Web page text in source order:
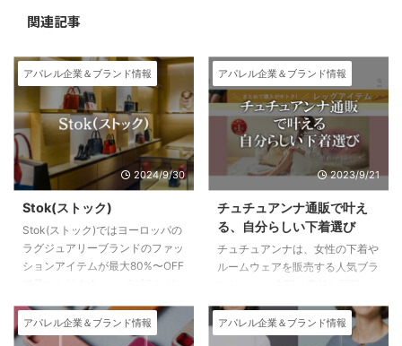
関連記事
アパレル企業＆ブランド情報
2024/9/30
Stok(ストック)
Stok(ストック)ではヨーロッパの
ラグジュアリーブランドのファッ
ションアイテムが最大80%〜OFF
がStok(ストック)！ Stok（スト
ック）はこちら 日本発ラグジュ
アパレル企業＆ブランド情報
2023/9/21
チュチュアンナ通販で叶え
る、自分らしい下着選び
チュチュアンナは、女性の下着や
ルームウェアを販売する人気ブラ
とができます。 チュチュアンナ
通販の特徴は、豊富な商品ライン
アパレル企業＆ブランド情報 アパレル企業＆ブランド情報